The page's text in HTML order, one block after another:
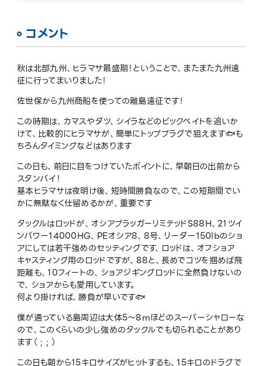
コメント
秋は北部九州、ヒラマサ最盛期！ということで、またまた九州遠
征に行ってまいりました！
佐世保から九州商船を使っての離島遠征です！
この時期は、カマスやダツ、シイラなどのビックベイトを追いか
けて、比較的にヒラマサが、簡単にトッププラグで狙えます🐟も
ちろんタイミングなどはあります
この日も、前日に目をつけていたポイントに、早朝日の出前から
スタンバイ！
基本ヒラマサは夜明け後、短時間勝負なので、この短期間でい
かに無駄なく仕留めるかが、重要です
タックルはロッドが、オシアプラッガーリミテッドS88H、21ツイ
ンパワー14000HG、PEオシア8、8号、リーダー150lbのショ
アにしては若干強めのセッティングです、ロッドは、オフショア
キャスティング用のロッドですが、88と、長めでコツを掴めば飛
距離も、10フィートの、ショアジギングロッドに全然負けないの
で、ショアからも愛用しています。
何より掛ければ、勝負が早いです🐟
僕が通っている島周辺は大体5〜8mほどのスーパーシャローな
ので、このくらいの少し強めのタックルでも切られることがあり
ます（ ; ; ）
この日も朝から15キロサイズがヒットするも、15キロのドラグで